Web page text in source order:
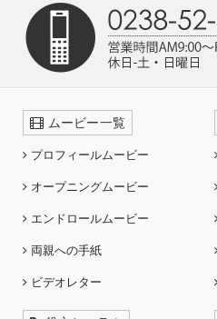
ムービー一覧
プロフィールムービー
オープニングムービー
エンドロールムービー
両親への手紙
ビデオレター